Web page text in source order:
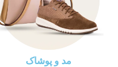
مد و پوشاک